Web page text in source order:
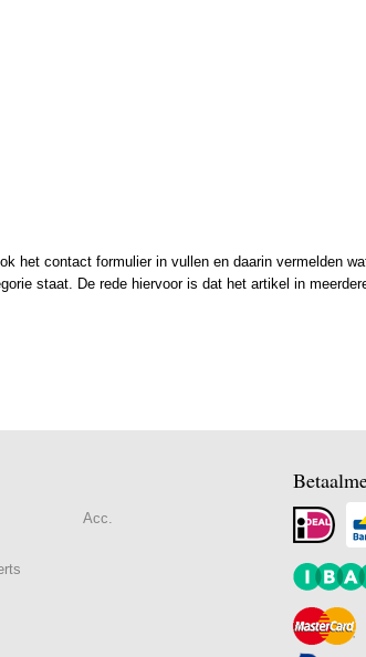
het contact formulier in vullen en daarin vermelden
staat. De rede hiervoor is dat het artikel in
Acc.